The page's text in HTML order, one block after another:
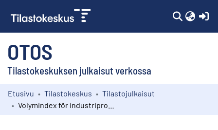
OTOS
Tilastokeskuksen julkaisut verkossa
Kokoelmat
Etusivu Tilastokeskus
Tilastojulkaisut